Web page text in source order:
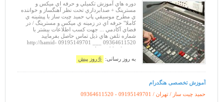
دوره هاي آموزش تکميلي و حرفه اي ميکس و
مسترينگ + صدابرداري تحت نظر آهنگساز و خواننده
ي مطرح موسيقي پاپ حميد چيت ساز با پيشينه ي
کاملا" حرفه اي در زمينه ي ميکس و مسترينگ / در
فضاي آکادمي ... جهت کسب اطلاعات بيشتر با
شماره تلفن هاي ذيل تماس حاصل بفرماييد
09364611520 ___ 09195149701 http://hamid-
chitsaz.blogfa.com
به روز رسانی:
6 روز پیش
آموزش تخصصی هنگدرام
حمید چیت ساز / تهران / 09364611520 - 09195149701